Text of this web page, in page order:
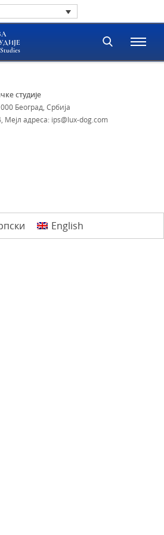
студије
Београд, Србија
Мејл адреса: ips@lux-dog.com
English